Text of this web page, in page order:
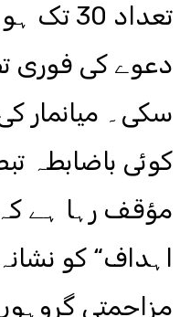
تعداد
دعوے کی فوری
سکی۔ میانمار
کوئی باضابطہ
مؤقف رہا ہے
اہداف“ کو نشانہ
مزاحمتی